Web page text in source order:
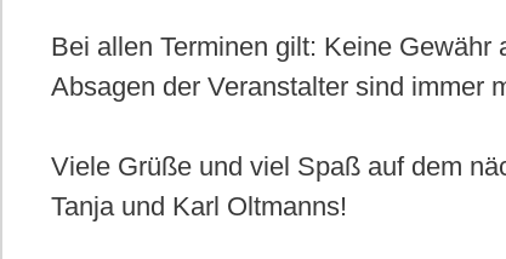
Bei allen Terminen gilt: Keine
Absagen der Veranstalter sind immer
Viele Grüße und viel Spaß auf dem
Tanja und Karl Oltmanns!